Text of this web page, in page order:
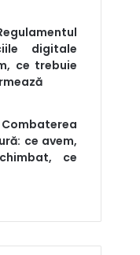
digitale
ce trebuie
ce avem,
ce